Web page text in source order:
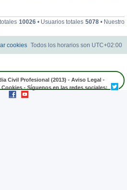
10026• Usuarios totales 5078• Nuestro
Todos los horarios son UTC+02:00
cookies
Civil Profesional (2013) - Aviso Legal -
Cookies - Síguenos en las redes sociales: